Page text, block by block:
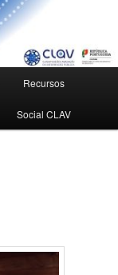
Recursos
Social CLAV